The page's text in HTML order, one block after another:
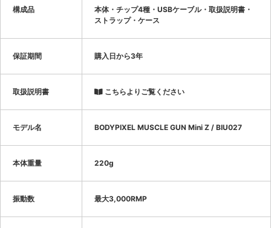
構成品
本体・チップ4種・USBケーブル・取扱説明書・
ストラップ・ケース
保証期間 購入日から3年
取扱説明書 こちらよりご覧ください
モデル名 BODYPIXEL MUSCLE GUN Mini Z / BIU027
本体重量 220g
振動数 最大3,000RMP